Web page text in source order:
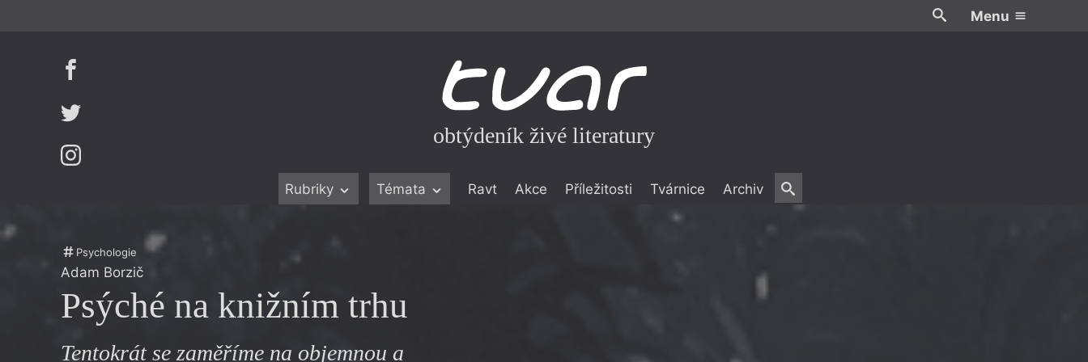
Menu
obtýdeník živé literatury
Rubriky Témata Ravt Akce Příležitosti Tvárnice Archiv
Recenze a reflexe
Rozhovory
Divadlo
Dokument
Psychologie
Adam Borzič
Psýché na knižním trhu
Tentokrát se zaměříme na objemnou a